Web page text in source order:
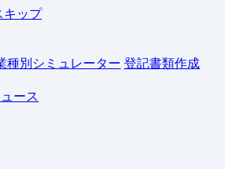
キップ
種別シミュレーター 登記書類作成
ース